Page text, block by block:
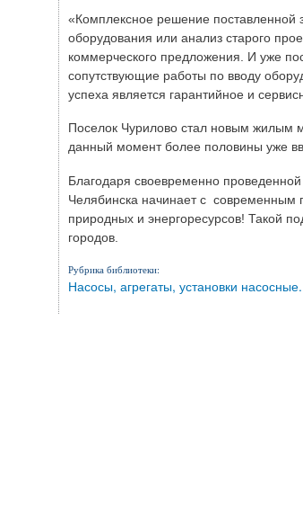
«Комплексное решение поставленной
оборудования или анализ старого
коммерческого предложения. И уже
сопутствующие работы по вводу
успеха является гарантийное и
Поселок Чурилово стал новым жилым
данный момент более половины уже
Благодаря своевременно
Челябинска начинает с современным
природных и энергоресурсов! Такой
городов.
Рубрика библиотеки:
Насосы, агрегаты, установки